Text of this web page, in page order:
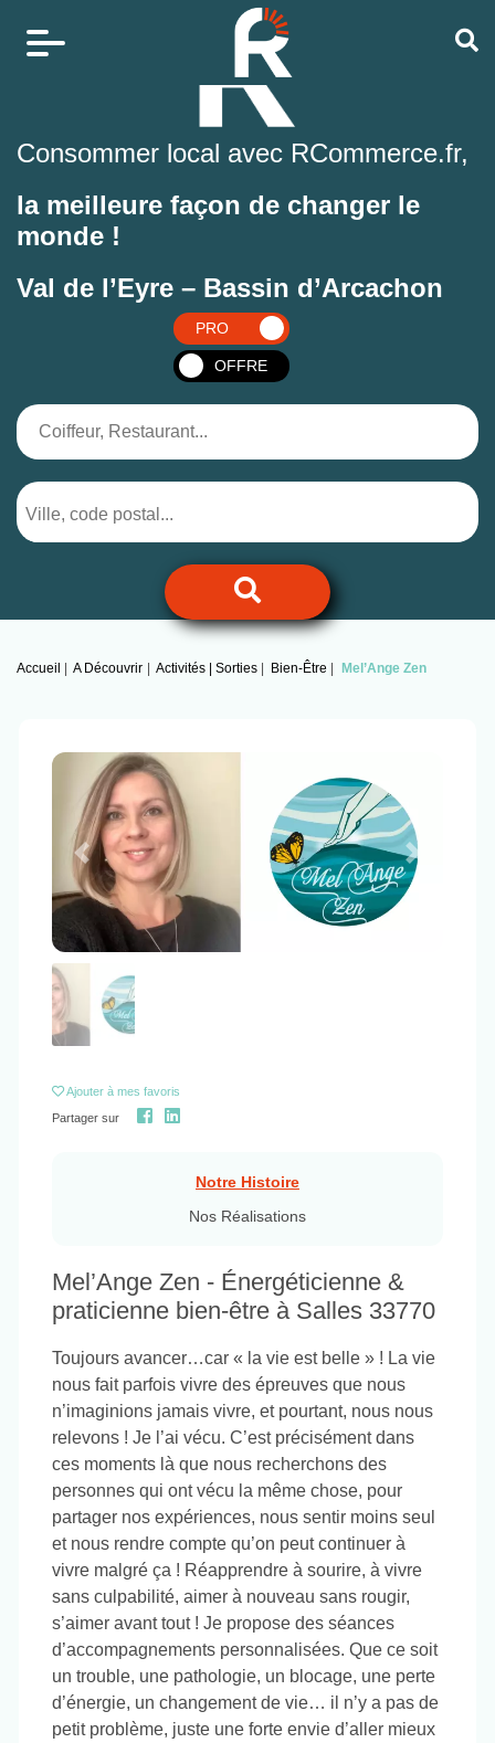
Consommer local avec RCommerce.fr,
la meilleure façon de changer le
monde !
Val de l’Eyre – Bassin d’Arcachon
PRO
OFFRE
Accueil A Découvrir Activités | Sorties Bien-Être Mel’Ange Zen
Previous Next
Ajouter à mes favoris
Partager sur
Notre Histoire
Nos Réalisations
Mel’Ange Zen - Énergéticienne &
praticienne bien-être à Salles 33770
Toujours avancer…car « la vie est belle » ! La vie
nous fait parfois vivre des épreuves que nous
n’imaginions jamais vivre, et pourtant, nous nous
relevons ! Je l’ai vécu. C’est précisément dans
ces moments là que nous recherchons des
personnes qui ont vécu la même chose, pour
partager nos expériences, nous sentir moins seul
et nous rendre compte qu’on peut continuer à
vivre malgré ça ! Réapprendre à sourire, à vivre
sans culpabilité, aimer à nouveau sans rougir,
s’aimer avant tout ! Je propose des séances
d’accompagnements personnalisées. Que ce soit
un trouble, une pathologie, un blocage, une perte
d’énergie, un changement de vie… il n’y a pas de
petit problème, juste une forte envie d’aller mieux